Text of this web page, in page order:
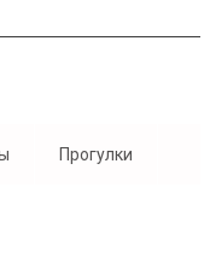
Прогулки